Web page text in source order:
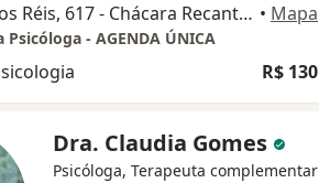
R. Angra dos Réis, 617 - Chácara Recanto Verde, Cotia • Mapa
Psicóloga - AGENDA ÚNICA
R$ 130
Dra. Claudia Gomes
Psicóloga, Terapeuta complementar